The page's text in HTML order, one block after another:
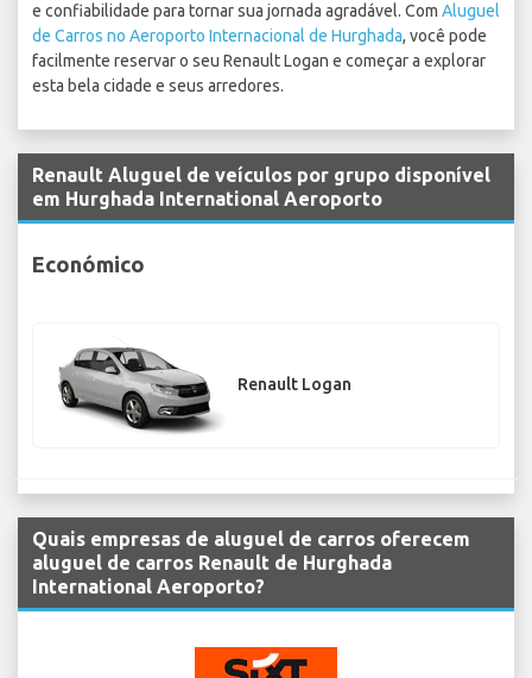
e confiabilidade para tornar sua jornada agradável. Com Aluguel
de Carros no Aeroporto Internacional de Hurghada, você pode
facilmente reservar o seu Renault Logan e começar a explorar
esta bela cidade e seus arredores.
Renault Aluguel de veículos por grupo disponível
em Hurghada International Aeroporto
Económico
Renault Logan
Quais empresas de aluguel de carros oferecem
aluguel de carros Renault de Hurghada
International Aeroporto?